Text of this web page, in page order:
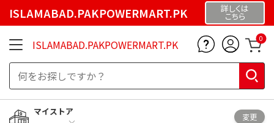
ISLAMABAD.PAKPOWERMART.PK 詳しくは
こちら
ISLAMABAD.PAKPOWERMART.PK 0
マイストア
変更